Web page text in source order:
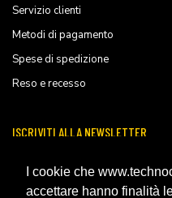
I cookie che
accettare hanno finalità
Servizio clienti
Metodi di pagamento
Spese di spedizione
Reso e recesso
ISCRIVITI ALLA NEWSLETTER